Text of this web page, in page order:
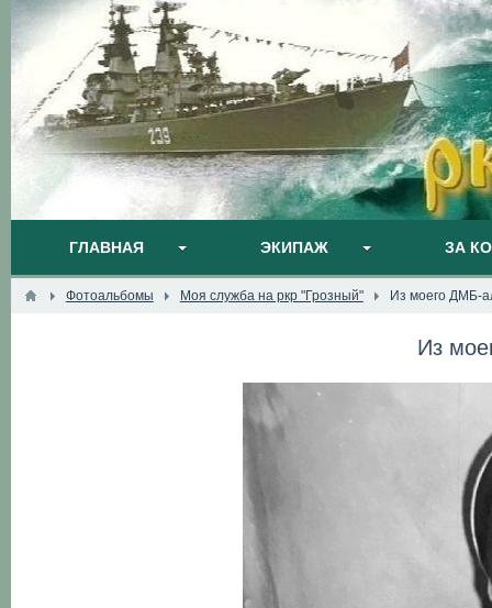
ГЛАВНАЯ ЭКИПАЖ ЗА
Фотоальбомы Моя служба на ркр "Грозный" Из моего ДМБ-
Из